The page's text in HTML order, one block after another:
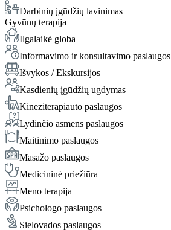
Darbinių įgūdžių lavinimas
Gyvūnų terapija
Ilgalaikė globa
Informavimo ir konsultavimo paslaugos
Išvykos / Ekskursijos
Kasdienių įgūdžių ugdymas
Kineziterapiauto paslaugos
Lydinčio asmens paslaugos
Maitinimo paslaugos
Masažo paslaugos
Medicininė priežiūra
Meno terapija
Psichologo paslaugos
Sielovados paslaugos